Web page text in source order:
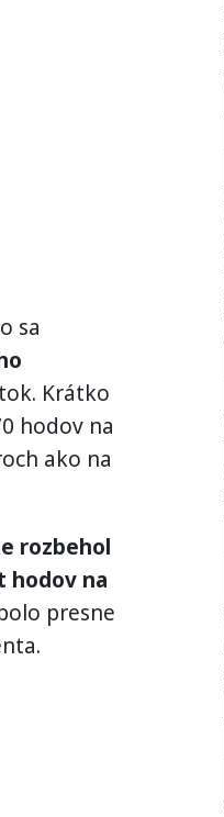
sa
Krátko
hodov na
ako na
rozbehol
hodov na
presne